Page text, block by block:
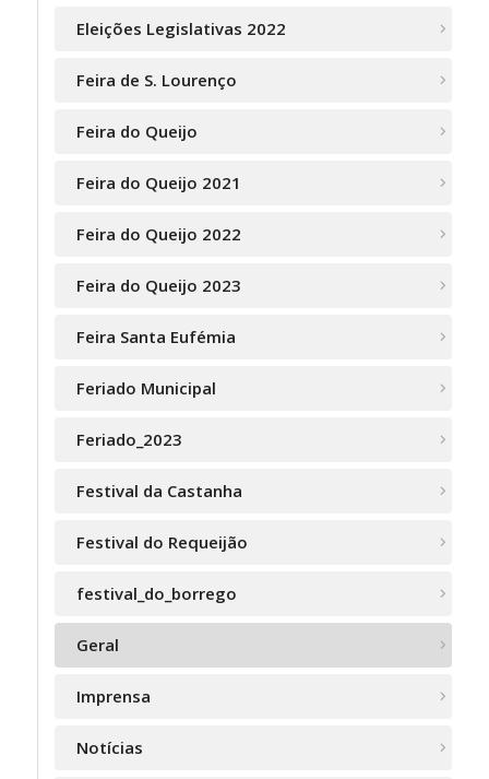
Eleições Legislativas 2022
Feira de S. Lourenço
Feira do Queijo
Feira do Queijo 2021
Feira do Queijo 2022
Feira do Queijo 2023
Feira Santa Eufémia
Feriado Municipal
Feriado_2023
Festival da Castanha
Festival do Requeijão
festival_do_borrego
Geral
Imprensa
Notícias